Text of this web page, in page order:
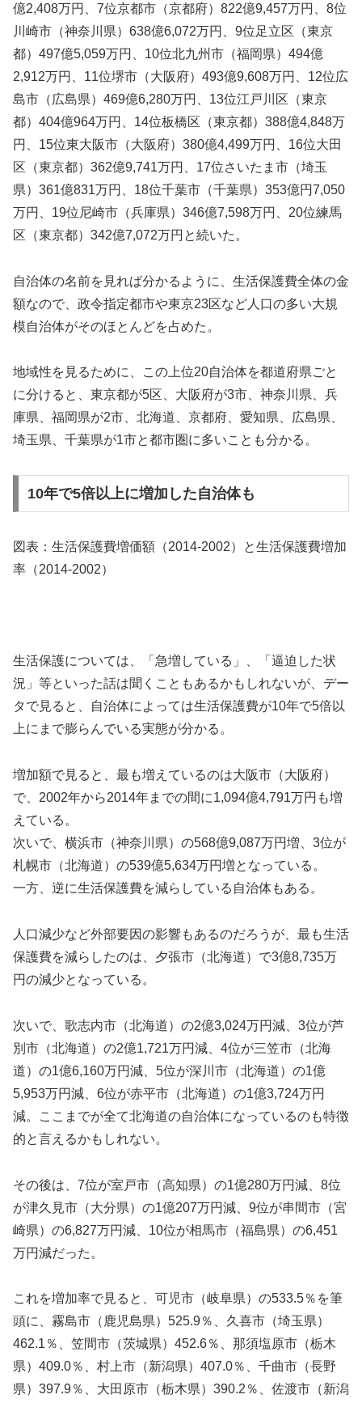
億2,408万円、7位京都市（京都府）822億9,457万円、8位
川崎市（神奈川県）638億6,072万円、9位足立区（東京
都）497億5,059万円、10位北九州市（福岡県）494億
2,912万円、11位堺市（大阪府）493億9,608万円、12位広
島市（広島県）469億6,280万円、13位江戸川区（東京
都）404億964万円、14位板橋区（東京都）388億4,848万
円、15位東大阪市（大阪府）380億4,499万円、16位大田
区（東京都）362億9,741万円、17位さいたま市（埼玉
県）361億831万円、18位千葉市（千葉県）353億円7,050
万円、19位尼崎市（兵庫県）346億7,598万円、20位練馬
区（東京都）342億7,072万円と続いた。
自治体の名前を見れば分かるように、生活保護費全体の金
額なので、政令指定都市や東京23区など人口の多い大規
模自治体がそのほとんどを占めた。
地域性を見るために、この上位20自治体を都道府県ごと
に分けると、東京都が5区、大阪府が3市、神奈川県、兵
庫県、福岡県が2市、北海道、京都府、愛知県、広島県、
埼玉県、千葉県が1市と都市圏に多いことも分かる。
10年で5倍以上に増加した自治体も
図表：生活保護費増価額（2014-2002）と生活保護費増加
率（2014-2002）
生活保護については、「急増している」、「逼迫した状
況」等といった話は聞くこともあるかもしれないが、デー
タで見ると、自治体によっては生活保護費が10年で5倍以
上にまで膨らんでいる実態が分かる。
増加額で見ると、最も増えているのは大阪市（大阪府）
で、2002年から2014年までの間に1,094億4,791万円も増
えている。
次いで、横浜市（神奈川県）の568億9,087万円増、3位が
札幌市（北海道）の539億5,634万円増となっている。
一方、逆に生活保護費を減らしている自治体もある。
人口減少など外部要因の影響もあるのだろうが、最も生活
保護費を減らしたのは、夕張市（北海道）で3億8,735万
円の減少となっている。
次いで、歌志内市（北海道）の2億3,024万円減、3位が芦
別市（北海道）の2億1,721万円減、4位が三笠市（北海
道）の1億6,160万円減、5位が深川市（北海道）の1億
5,953万円減、6位が赤平市（北海道）の1億3,724万円
減。ここまでが全て北海道の自治体になっているのも特徴
的と言えるかもしれない。
その後は、7位が室戸市（高知県）の1億280万円減、8位
が津久見市（大分県）の1億207万円減、9位が串間市（宮
崎県）の6,827万円減、10位が相馬市（福島県）の6,451
万円減だった。
これを増加率で見ると、可児市（岐阜県）の533.5％を筆
頭に、霧島市（鹿児島県）525.9％、久喜市（埼玉県）
462.1％、笠間市（茨城県）452.6％、那須塩原市（栃木
県）409.0％、村上市（新潟県）407.0％、千曲市（長野
県）397.9％、大田原市（栃木県）390.2％、佐渡市（新潟